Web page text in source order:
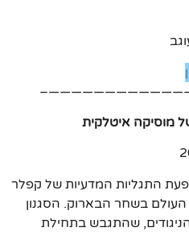
מוסיקה איטלקית
התגליות המדעיות של קפלר
העולם בשחר הבארוק. הסגנון
שהתגבש בתחילת